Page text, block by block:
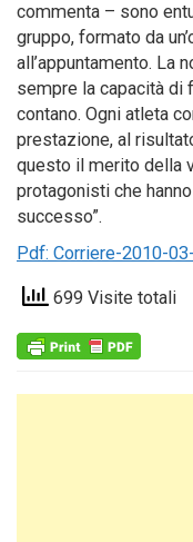
commenta – sono
gruppo, formato da
all’appuntamento. La
sempre la capacità di
contano. Ogni atleta
prestazione, al
questo il merito della
protagonisti che
successo”.
Pdf: Corriere-2010-
699 Visite totali